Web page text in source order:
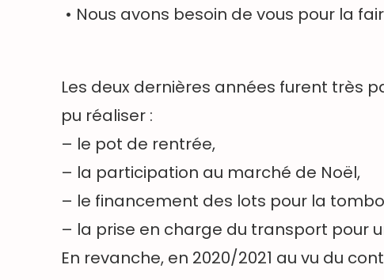
• Nous avons besoin de vous pour la
Les deux dernières années furent très
pu réaliser :
– le pot de rentrée,
– la participation au marché de Noël,
– le financement des lots pour la
– la prise en charge du transport pour
En revanche, en 2020/2021 au vu du